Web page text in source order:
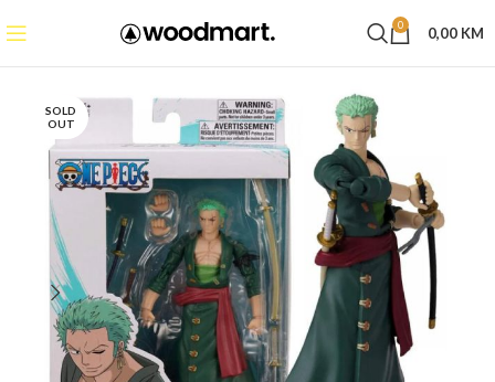
0 0,00 KM
SOLD
OUT